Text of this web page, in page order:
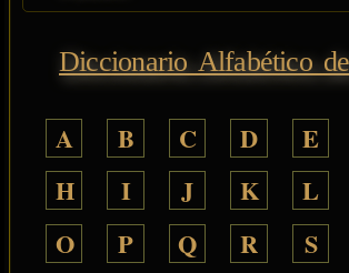
Diccionario Alfabético
A B C D E
H
I J K L
O
P Q R S